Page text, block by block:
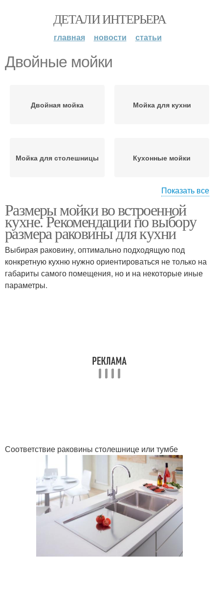
ДЕТАЛИ ИНТЕРЬЕРА
главная новости статьи
Двойные мойки
Двойная мойка Мойка для кухни
Мойка для столешницы Кухонные мойки
Царапины на гранитных
мойках
Мойки из нержавейки
Тумбы под мойку Мойки для кухни
Показать все
Размеры мойки во встроенной
кухне. Рекомендации по выбору
размера раковины для кухни
Выбирая раковину, оптимально подходящую под
конкретную кухню нужно ориентироваться не только на
габариты самого помещения, но и на некоторые иные
параметры.
Соответствие раковины столешнице или тумбе